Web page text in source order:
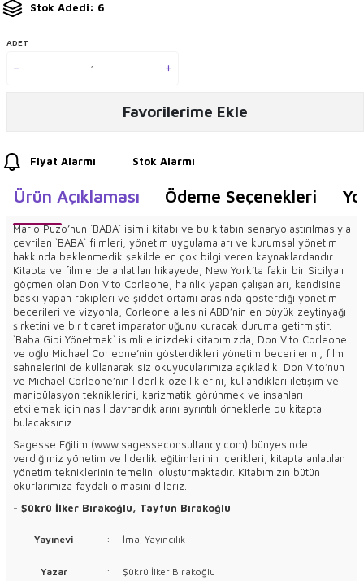
Stok Adedi: 6
ADET
Favorilerime Ekle
Fiyat Alarmı Stok Alarmı
Ürün Açıklaması Ödeme Seçenekleri
Mario Puzo’nun `BABA` isimli kitabı ve bu kitabın senaryolaştırılmasıyla
çevrilen `BABA` filmleri, yönetim uygulamaları ve kurumsal yönetim
hakkında beklenmedik şekilde en çok bilgi veren kaynaklardandır.
Kitapta ve filmlerde anlatılan hikayede, New York’ta fakir bir Sicilyalı
göçmen olan Don Vito Corleone, hainlik yapan çalışanları, kendisine
baskı yapan rakipleri ve şiddet ortamı arasında gösterdiği yönetim
becerileri ve vizyonla, Corleone ailesini ABD’nin en büyük zeytinyağı
şirketini ve bir ticaret imparatorluğunu kuracak duruma getirmiştir.
`Baba Gibi Yönetmek` isimli elinizdeki kitabımızda, Don Vito Corleone
ve oğlu Michael Corleone’nin gösterdikleri yönetim becerilerini, film
sahnelerini de kullanarak siz okuyucularımıza açıkladık. Don Vito’nun
ve Michael Corleone’nin liderlik özelliklerini, kullandıkları iletişim ve
manipülasyon tekniklerini, karizmatik görünmek ve insanları
etkilemek için nasıl davrandıklarını ayrıntılı örneklerle bu kitapta
bulacaksınız.
Sagesse Eğitim (www.sagesseconsultancy.com) bünyesinde
verdiğimiz yönetim ve liderlik eğitimlerinin içerikleri, kitapta anlatılan
yönetim tekniklerinin temelini oluşturmaktadır. Kitabımızın bütün
okurlarımıza faydalı olmasını dileriz.
- Şükrü İlker Bırakoğlu, Tayfun Bırakoğlu
Yayınevi : İmaj Yayıncılık
Yazar : Şükrü İlker Bırakoğlu